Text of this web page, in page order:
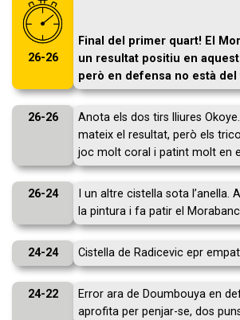
26-26
Final del primer quart! El
un resultat positiu en
però en defensa no està
26-26
Anota els dos tirs lliures
mateix el resultat, però els
joc molt coral i patint molt en
26-24
I un altre cistella sota
la pintura i fa patir el
24-24 Cistella de Radicevic epr
24-22
Error ara de Doumbouya en
aprofita per penjar-se, dos